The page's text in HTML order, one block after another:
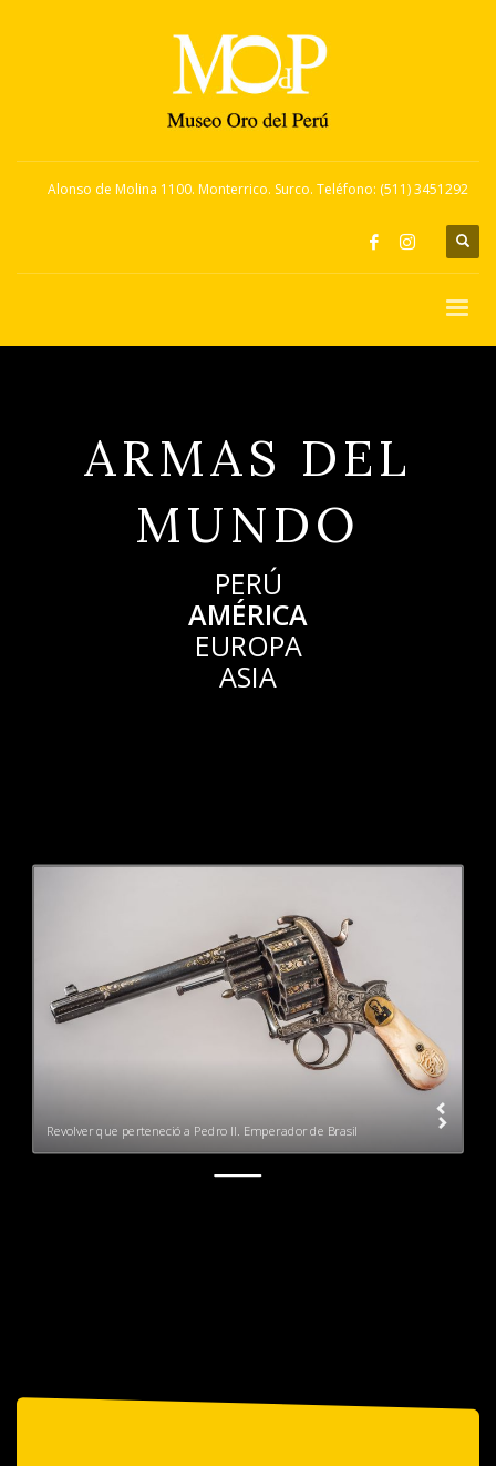
Alonso de Molina 1100. Monterrico. Surco. Teléfono: (511) 3451292
ARMAS DEL
MUNDO
PERÚ
AMÉRICA
EUROPA
ASIA
Revolver que perteneció a Pedro II. Emperador de Brasil